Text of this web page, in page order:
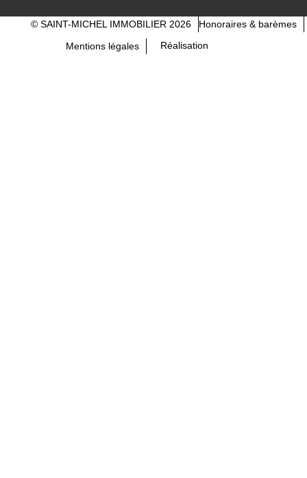
© SAINT-MICHEL IMMOBILIER 2026
Honoraires & barèmes
Mentions légales
Réalisation